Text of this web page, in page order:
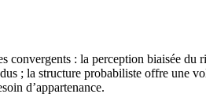
: la perception biaisée du
; la structure probabiliste offre une
d’appartenance.